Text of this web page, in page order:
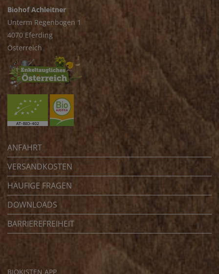
Biohof Achleitner
Unterm Regenbogen 1
4070 Eferding
Österreich
ANFAHRT
VERSANDKOSTEN
HÄUFIGE FRAGEN
DOWNLOADS
BARRIEREFREIHEIT
BIOKISTEN APP